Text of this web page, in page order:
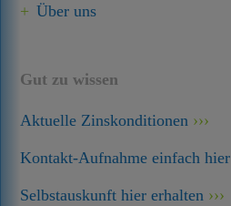
Über uns
Gut zu wissen
Aktuelle Zinskonditionen
Kontakt-Aufnahme einfach hier
Selbstauskunft hier erhalten